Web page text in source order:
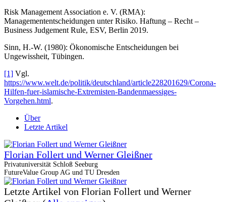
Risk Management Association e. V. (RMA):
Managemententscheidungen unter Risiko. Haftung – Recht –
Business Judgement Rule, ESV, Berlin 2019.
Sinn, H.-W. (1980): Ökonomische Entscheidungen bei
Ungewissheit, Tübingen.
[1] Vgl.
https://www.welt.de/politik/deutschland/article228201629/Corona-
Hilfen-fuer-islamische-Extremisten-Bandenmaessiges-
Vorgehen.html.
Über
Letzte Artikel
Florian Follert und Werner Gleißner
Privatuniversität Schloß Seeburg
FutureValue Group AG und TU Dresden
Letzte Artikel von Florian Follert und Werner